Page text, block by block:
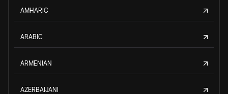
AMHARIC
ARABIC
ARMENIAN
AZERBAIJANI